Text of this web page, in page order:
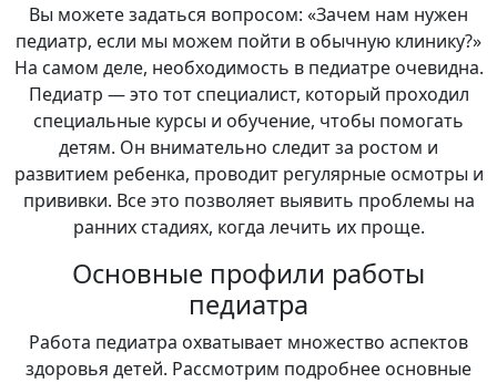
Вы можете задаться вопросом: «Зачем нам нужен
педиатр, если мы можем пойти в обычную клинику?»
На самом деле, необходимость в педиатре очевидна.
Педиатр — это тот специалист, который проходил
специальные курсы и обучение, чтобы помогать
детям. Он внимательно следит за ростом и
развитием ребенка, проводит регулярные осмотры и
прививки. Все это позволяет выявить проблемы на
ранних стадиях, когда лечить их проще.
Основные профили работы
педиатра
Работа педиатра охватывает множество аспектов
здоровья детей. Рассмотрим подробнее основные